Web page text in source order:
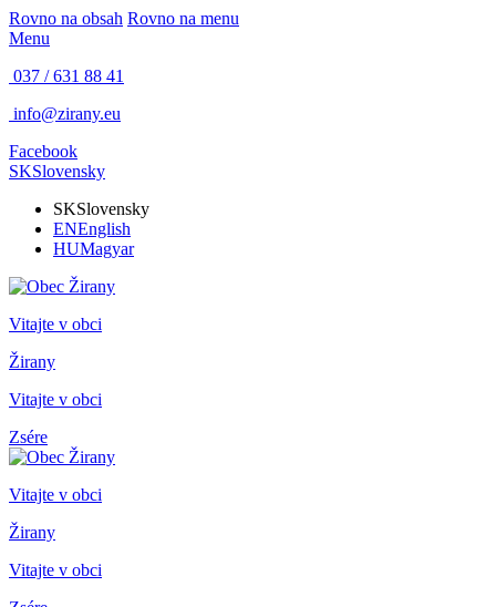
Rovno na obsah Rovno na menu
Menu
037 / 631 88 41
info@zirany.eu
Facebook
SKSlovensky
SKSlovensky
ENEnglish
HUMagyar
Vitajte v obci
Žirany
Vitajte v obci
Zsére
Vitajte v obci
Žirany
Vitajte v obci